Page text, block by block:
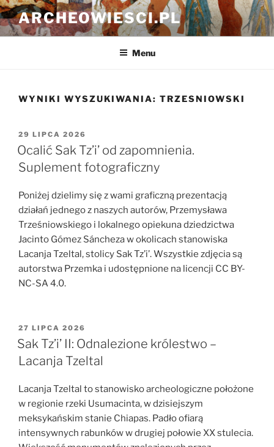
Przejdź
do
treści
ARCHEOWIESCI.PL
Menu
WYNIKI WYSZUKIWANIA:TRZESNIOWSKI
OPUBLIKOWANE
W
29 LIPCA 2026
Ocalić Sak Tz’i’ od zapomnienia.
Suplement fotograficzny
Poniżej dzielimy się z wami graficzną prezentacją
działań jednego z naszych autorów, Przemysława
Trześniowskiego i lokalnego opiekuna dziedzictwa
Jacinto Gómez Sáncheza w okolicach stanowiska
Lacanja Tzeltal, stolicy Sak Tz’i’. Wszystkie zdjęcia są
autorstwa Przemka i udostępnione na licencji CC BY-
NC-SA 4.0.
OPUBLIKOWANE
W
27 LIPCA 2026
Sak Tz’i’ II: Odnalezione królestwo –
Lacanja Tzeltal
Lacanja Tzeltal to stanowisko archeologiczne położone
w regionie rzeki Usumacinta, w dzisiejszym
meksykańskim stanie Chiapas. Padło ofiarą
intensywnych rabunków w drugiej połowie XX stulecia.